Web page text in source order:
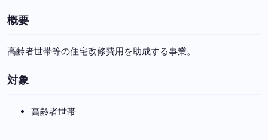
概要
高齢者世帯等の住宅改修費用を助成する事業。
対象
高齢者世帯